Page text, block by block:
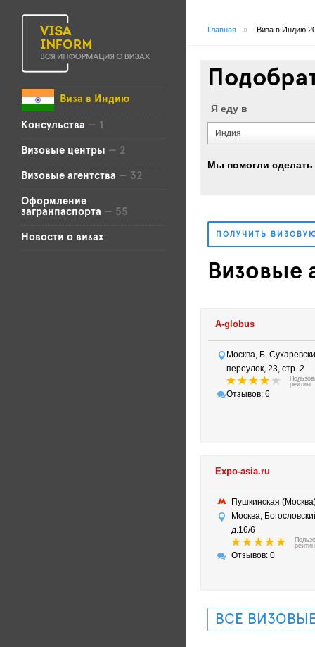
Виза в Индию
Консульства — 1
Визовые центры — 2
Визовые агентства — 32
Оформление
загранпаспорта — 55
Новости о визах
Главная » Виза в Индию
Я еду в
Индия
Мы помогли
ПОЛУЧИТЬ
Визовые
A-globus
Москва, Б.
переулок, 23, стр. 2
рейтинг
Отзывов: 6
Expo-asia.ru
Пушкинская
Москва,
д.16/6
Отзывов: 0
ВСЕ